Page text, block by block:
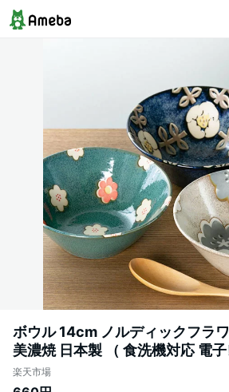
ボウル 14cm ノルディックフラ
美濃焼 日本製 （ 食洗機対応 電子
応 皿 小鉢 小皿 北欧 花柄 洋食器
デザートプレート お皿 丸皿 取り
楽天市場